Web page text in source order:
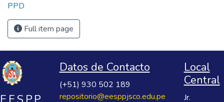
PPD
Full item page
Datos de Contacto
(+51) 930 502 189
repositorio@eesppjsco.edu.pe
Local
Central
Jr.